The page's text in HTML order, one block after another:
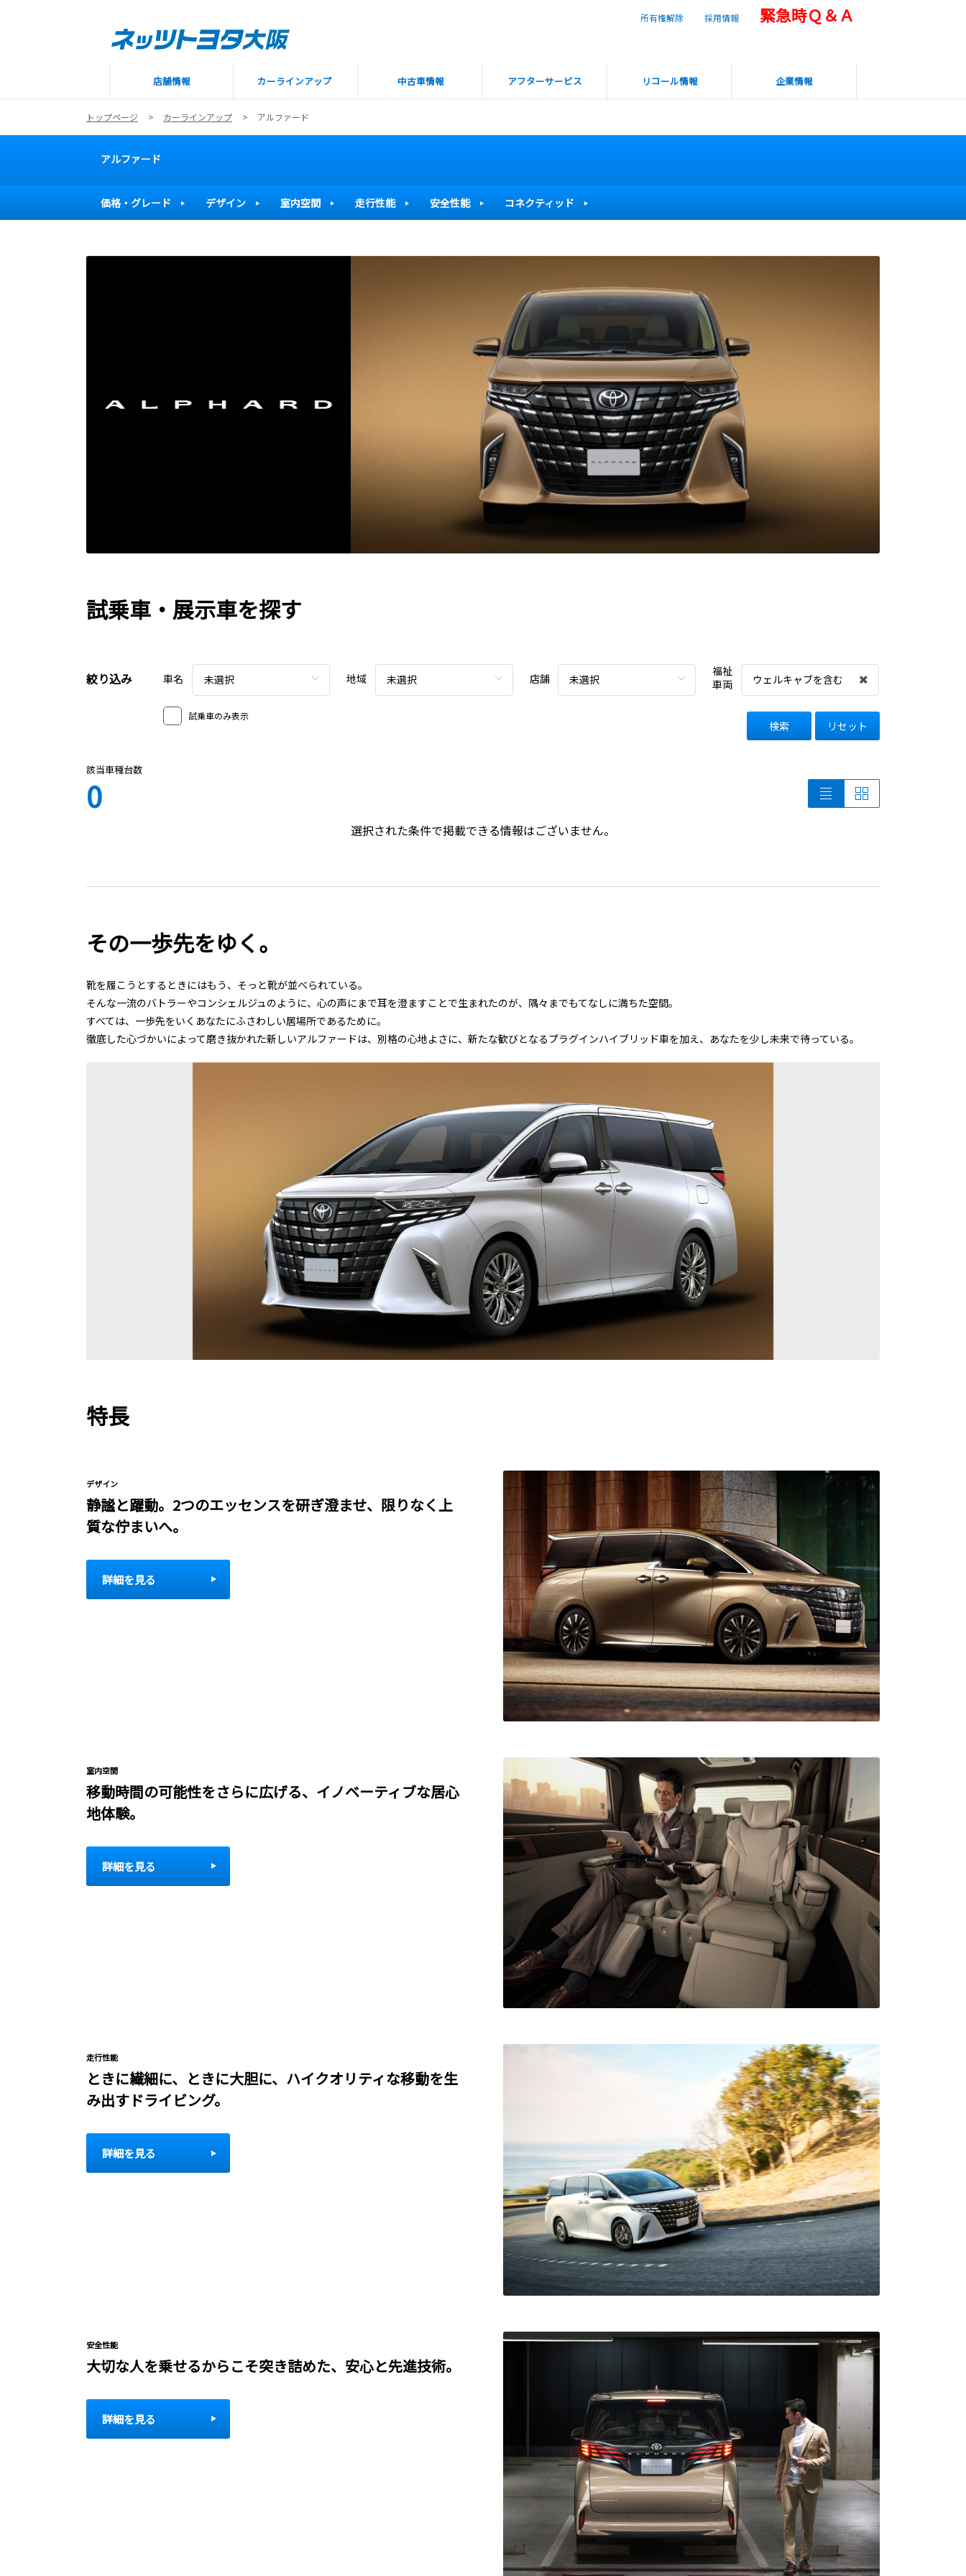
店舗情報 カーラインアップ 中古車情報 アフターサービス リコール情報 企業情報
所有権解除 採用情報 緊急時Ｑ＆Ａ
トップページ カーラインアップ アルファード
アルファード
価格・グレード デザイン 室内空間 走行性能 安全性能 コネクティッド
試乗車・展示車を探す
絞り込み 車名 未選択 地域 未選択 店舗 未選択
福祉
車両
ウェルキャブを含む
試乗車のみ表示
検索 リセット
該当車種台数
0
選択された条件で掲載できる情報はございません。
その一歩先をゆく。
靴を履こうとするときにはもう、そっと靴が並べられている。
そんな一流のバトラーやコンシェルジュのように、心の声にまで耳を澄ますことで生まれたのが、隅々までもてなしに満ちた空間。
すべては、一歩先をいくあなたにふさわしい居場所であるために。
徹底した心づかいによって磨き抜かれた新しいアルファードは、別格の心地よさに、新たな歓びとなるプラグインハイブリッド車を加え、あなたを少し未来で待っている。
特長
デザイン
静謐と躍動。2つのエッセンスを研ぎ澄ませ、限りなく上
質な佇まいへ。
詳細を見る
室内空間
移動時間の可能性をさらに広げる、イノベーティブな居心
地体験。
詳細を見る
走行性能
ときに繊細に、ときに大胆に、ハイクオリティな移動を生
み出すドライビング。
詳細を見る
安全性能
大切な人を乗せるからこそ突き詰めた、安心と先進技術。
詳細を見る